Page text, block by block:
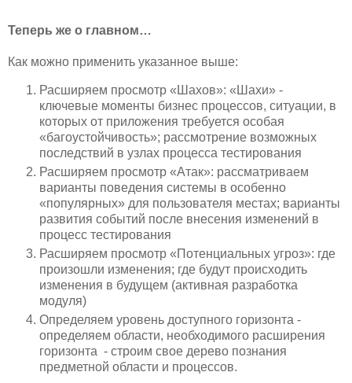
Теперь же о главном…
Как можно применить указанное выше:
Расширяем просмотр «Шахов»: «Шахи» -
ключевые моменты бизнес процессов, ситуации, в
которых от приложения требуется особая
«багоустойчивость»; рассмотрение возможных
последствий в узлах процесса тестирования
Расширяем просмотр «Атак»: рассматриваем
варианты поведения системы в особенно
«популярных» для пользователя местах; варианты
развития событий после внесения изменений в
процесс тестирования
Расширяем просмотр «Потенциальных угроз»: где
произошли изменения; где будут происходить
изменения в будущем (активная разработка
модуля)
Определяем уровень доступного горизонта -
определяем области, необходимого расширения
горизонта - строим свое дерево познания
предметной области и процессов.